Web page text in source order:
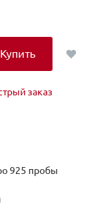
Купить
заказ
925 пробы